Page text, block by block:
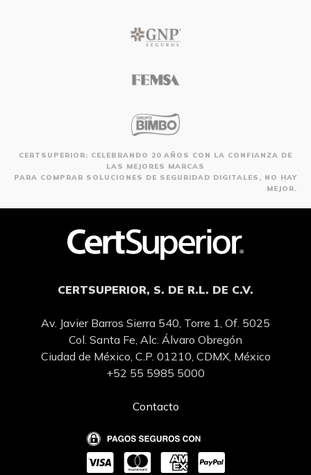
CERTSUPERIOR: CELEBRANDO 20 AÑOS CON LA CONFIANZA DE
LAS MEJORES MARCAS
PARA COMPRAR SOLUCIONES DE SEGURIDAD DIGITALES, NO HAY
MEJOR.
CERTSUPERIOR, S. DE R.L. DE C.V.
Av. Javier Barros Sierra 540, Torre 1, Of. 5025
Col. Santa Fe, Alc. Álvaro Obregón
Ciudad de México, C.P. 01210, CDMX, México
+52 55 5985 5000
Contacto